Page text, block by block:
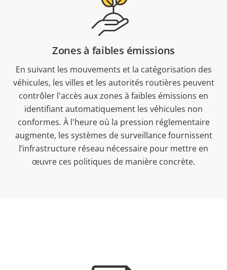
Zones à faibles émissions
En suivant les mouvements et la catégorisation des
véhicules, les villes et les autorités routières peuvent
contrôler l'accès aux zones à faibles émissions en
identifiant automatiquement les véhicules non
conformes. À l'heure où la pression réglementaire
augmente, les systèmes de surveillance fournissent
l’infrastructure réseau nécessaire pour mettre en
œuvre ces politiques de manière concrète.